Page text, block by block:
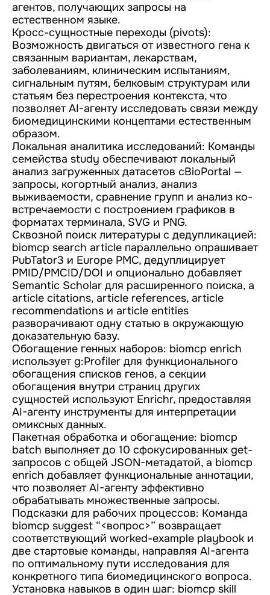
агентов, получающих запросы на
естественном языке.
Кросс-сущностные переходы (pivots):
Возможность двигаться от известного гена к
связанным вариантам, лекарствам,
заболеваниям, клиническим испытаниям,
сигнальным путям, белковым структурам или
статьям без перестроения контекста, что
позволяет AI-агенту исследовать связи между
биомедицинскими концептами естественным
образом.
Локальная аналитика исследований: Команды
семейства study обеспечивают локальный
анализ загруженных датасетов cBioPortal —
запросы, когортный анализ, анализ
выживаемости, сравнение групп и анализ ко-
встречаемости с построением графиков в
форматах терминала, SVG и PNG.
Сквозной поиск литературы с дедупликацией:
biomcp search article параллельно опрашивает
PubTator3 и Europe PMC, дедуплицирует
PMID/PMCID/DOI и опционально добавляет
Semantic Scholar для расширенного поиска, а
article citations, article references, article
recommendations и article entities
разворачивают одну статью в окружающую
доказательную базу.
Обогащение генных наборов: biomcp enrich
использует g:Profiler для функционального
обогащения списков генов, а секции
обогащения внутри страниц других
сущностей используют Enrichr, предоставляя
AI-агенту инструменты для интерпретации
омиксных данных.
Пакетная обработка и обогащение: biomcp
batch выполняет до 10 сфокусированных get-
запросов с общей JSON-метадатой, а biomcp
enrich добавляет функциональные аннотации,
что позволяет AI-агенту эффективно
обрабатывать множественные запросы.
Подсказки для рабочих процессов: Команда
biomcp suggest “<вопрос>” возвращает
соответствующий worked-example playbook и
две стартовые команды, направляя AI-агента
по оптимальному пути исследования для
конкретного типа биомедицинского вопроса.
Установка навыков в один шаг: biomcp skill